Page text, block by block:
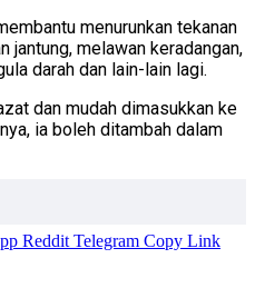
menurunkan tekanan
jantung, melawan keradangan,
darah dan lain-lain lagi.
dan mudah dimasukkan ke
ia boleh ditambah dalam
Reddit Telegram Copy Link